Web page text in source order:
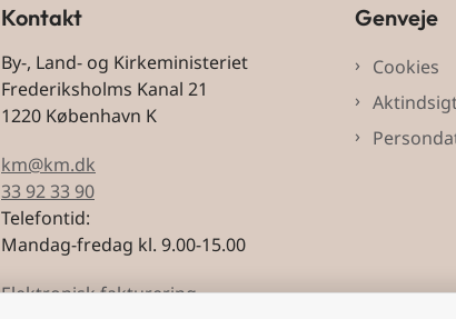
Kontakt
By-, Land- og Kirkeministeriet
Frederiksholms Kanal 21
1220 København K
km@km.dk
33 92 33 90
Telefontid:
Mandag-fredag kl. 9.00-15.00
Elektronisk fakturering
Genveje
Cookies